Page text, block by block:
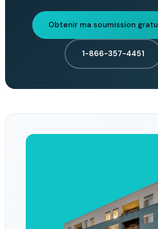
Obtenir ma soumission
1-866-357-4451